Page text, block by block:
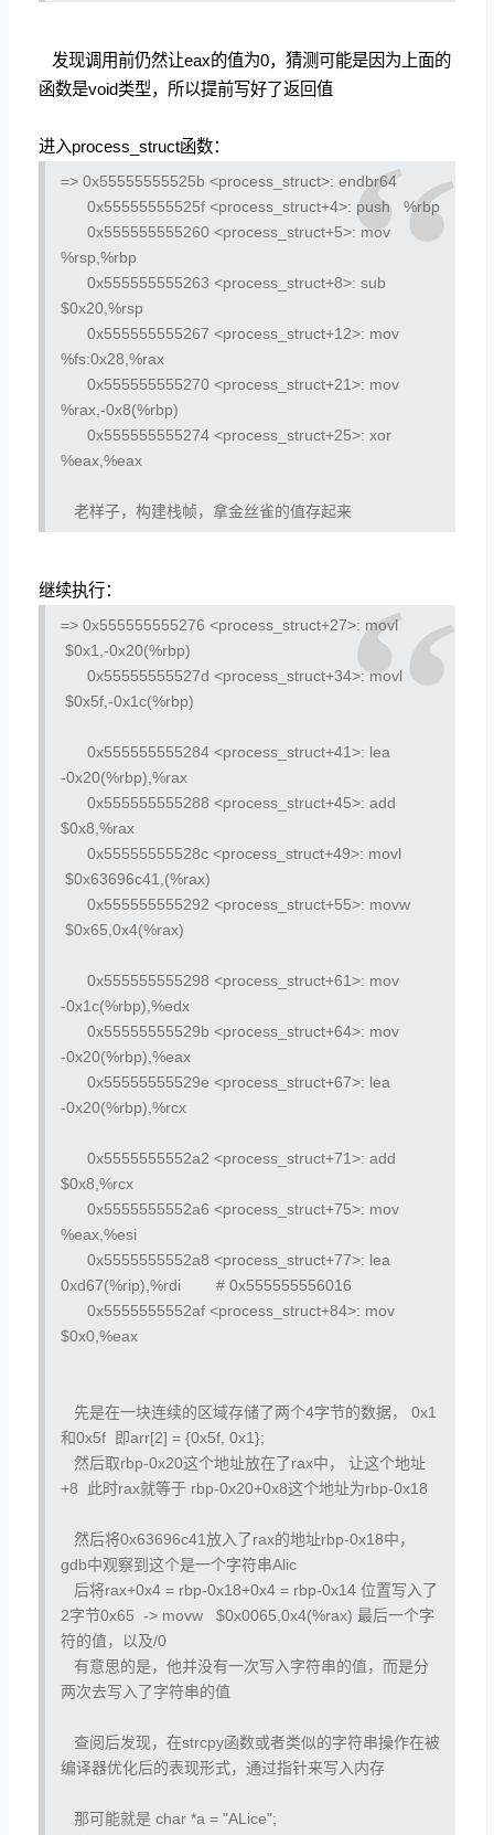
发现调用前仍然让eax的值为0，猜测可能是因为上面的
函数是void类型，所以提前写好了返回值
进入process_struct函数：
=> 0x55555555525b <process_struct>: endbr64
0x55555555525f <process_struct+4>: push %rbp
0x555555555260 <process_struct+5>: mov
%rsp,%rbp
0x555555555263 <process_struct+8>: sub
$0x20,%rsp
0x555555555267 <process_struct+12>: mov
%fs:0x28,%rax
0x555555555270 <process_struct+21>: mov
%rax,-0x8(%rbp)
0x555555555274 <process_struct+25>: xor
%eax,%eax
老样子，构建栈帧，拿金丝雀的值存起来
继续执行：
=> 0x555555555276 <process_struct+27>: movl
$0x1,-0x20(%rbp)
0x55555555527d <process_struct+34>: movl
$0x5f,-0x1c(%rbp)
0x555555555284 <process_struct+41>: lea
-0x20(%rbp),%rax
0x555555555288 <process_struct+45>: add
$0x8,%rax
0x55555555528c <process_struct+49>: movl
$0x63696c41,(%rax)
0x555555555292 <process_struct+55>: movw
$0x65,0x4(%rax)
0x555555555298 <process_struct+61>: mov
-0x1c(%rbp),%edx
0x55555555529b <process_struct+64>: mov
-0x20(%rbp),%eax
0x55555555529e <process_struct+67>: lea
-0x20(%rbp),%rcx
0x5555555552a2 <process_struct+71>: add
$0x8,%rcx
0x5555555552a6 <process_struct+75>: mov
%eax,%esi
0x5555555552a8 <process_struct+77>: lea
0xd67(%rip),%rdi # 0x555555556016
0x5555555552af <process_struct+84>: mov
$0x0,%eax
先是在一块连续的区域存储了两个4字节的数据， 0x1
和0x5f 即arr[2] = {0x5f, 0x1};
然后取rbp-0x20这个地址放在了rax中， 让这个地址
+8 此时rax就等于 rbp-0x20+0x8这个地址为rbp-0x18
然后将0x63696c41放入了rax的地址rbp-0x18中，
gdb中观察到这个是一个字符串Alic
后将rax+0x4 = rbp-0x18+0x4 = rbp-0x14 位置写入了
2字节0x65 -> movw $0x0065,0x4(%rax) 最后一个字
符的值，以及/0
有意思的是，他并没有一次写入字符串的值，而是分
两次去写入了字符串的值
查阅后发现，在strcpy函数或者类似的字符串操作在被
编译器优化后的表现形式，通过指针来写入内存
那可能就是 char *a = "ALice";